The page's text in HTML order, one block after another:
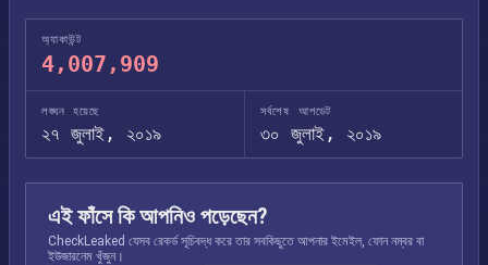
অ্যাকাউন্ট
4,007,909
লঙ্ঘন হয়েছে
২৭ জুলাই, ২০১৯
সর্বশেষ আপডেট
৩০ জুলাই, ২০১৯
এই ফাঁসে কি আপনিও পড়েছেন?
CheckLeaked যেসব রেকর্ড সূচিবদ্ধ করে তার সবকিছুতে আপনার ইমেইল, ফোন নম্বর বা
ইউজারনেম খুঁজুন।